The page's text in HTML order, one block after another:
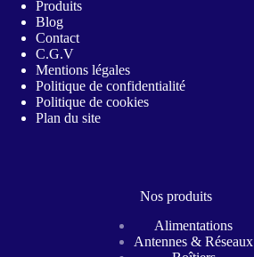
Produits
Blog
Contact
C.G.V
Mentions légales
Politique de confidentialité
Politique de cookies
Plan du site
Nos produits
Alimentations
Antennes & Réseaux